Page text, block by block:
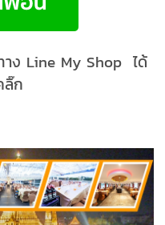
าง Line My Shop ได้
ก